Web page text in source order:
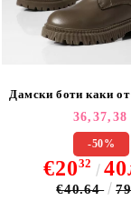
Дамски боти каки
36, 37, 38
-50%
€2032
€40.64